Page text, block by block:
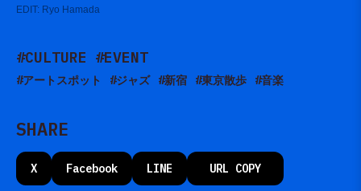
EDIT: Ryo Hamada
#CULTURE #EVENT
#アートスポット #ジャズ #新宿 #東京散歩 #音楽
SHARE
X Facebook LINE URL COPY